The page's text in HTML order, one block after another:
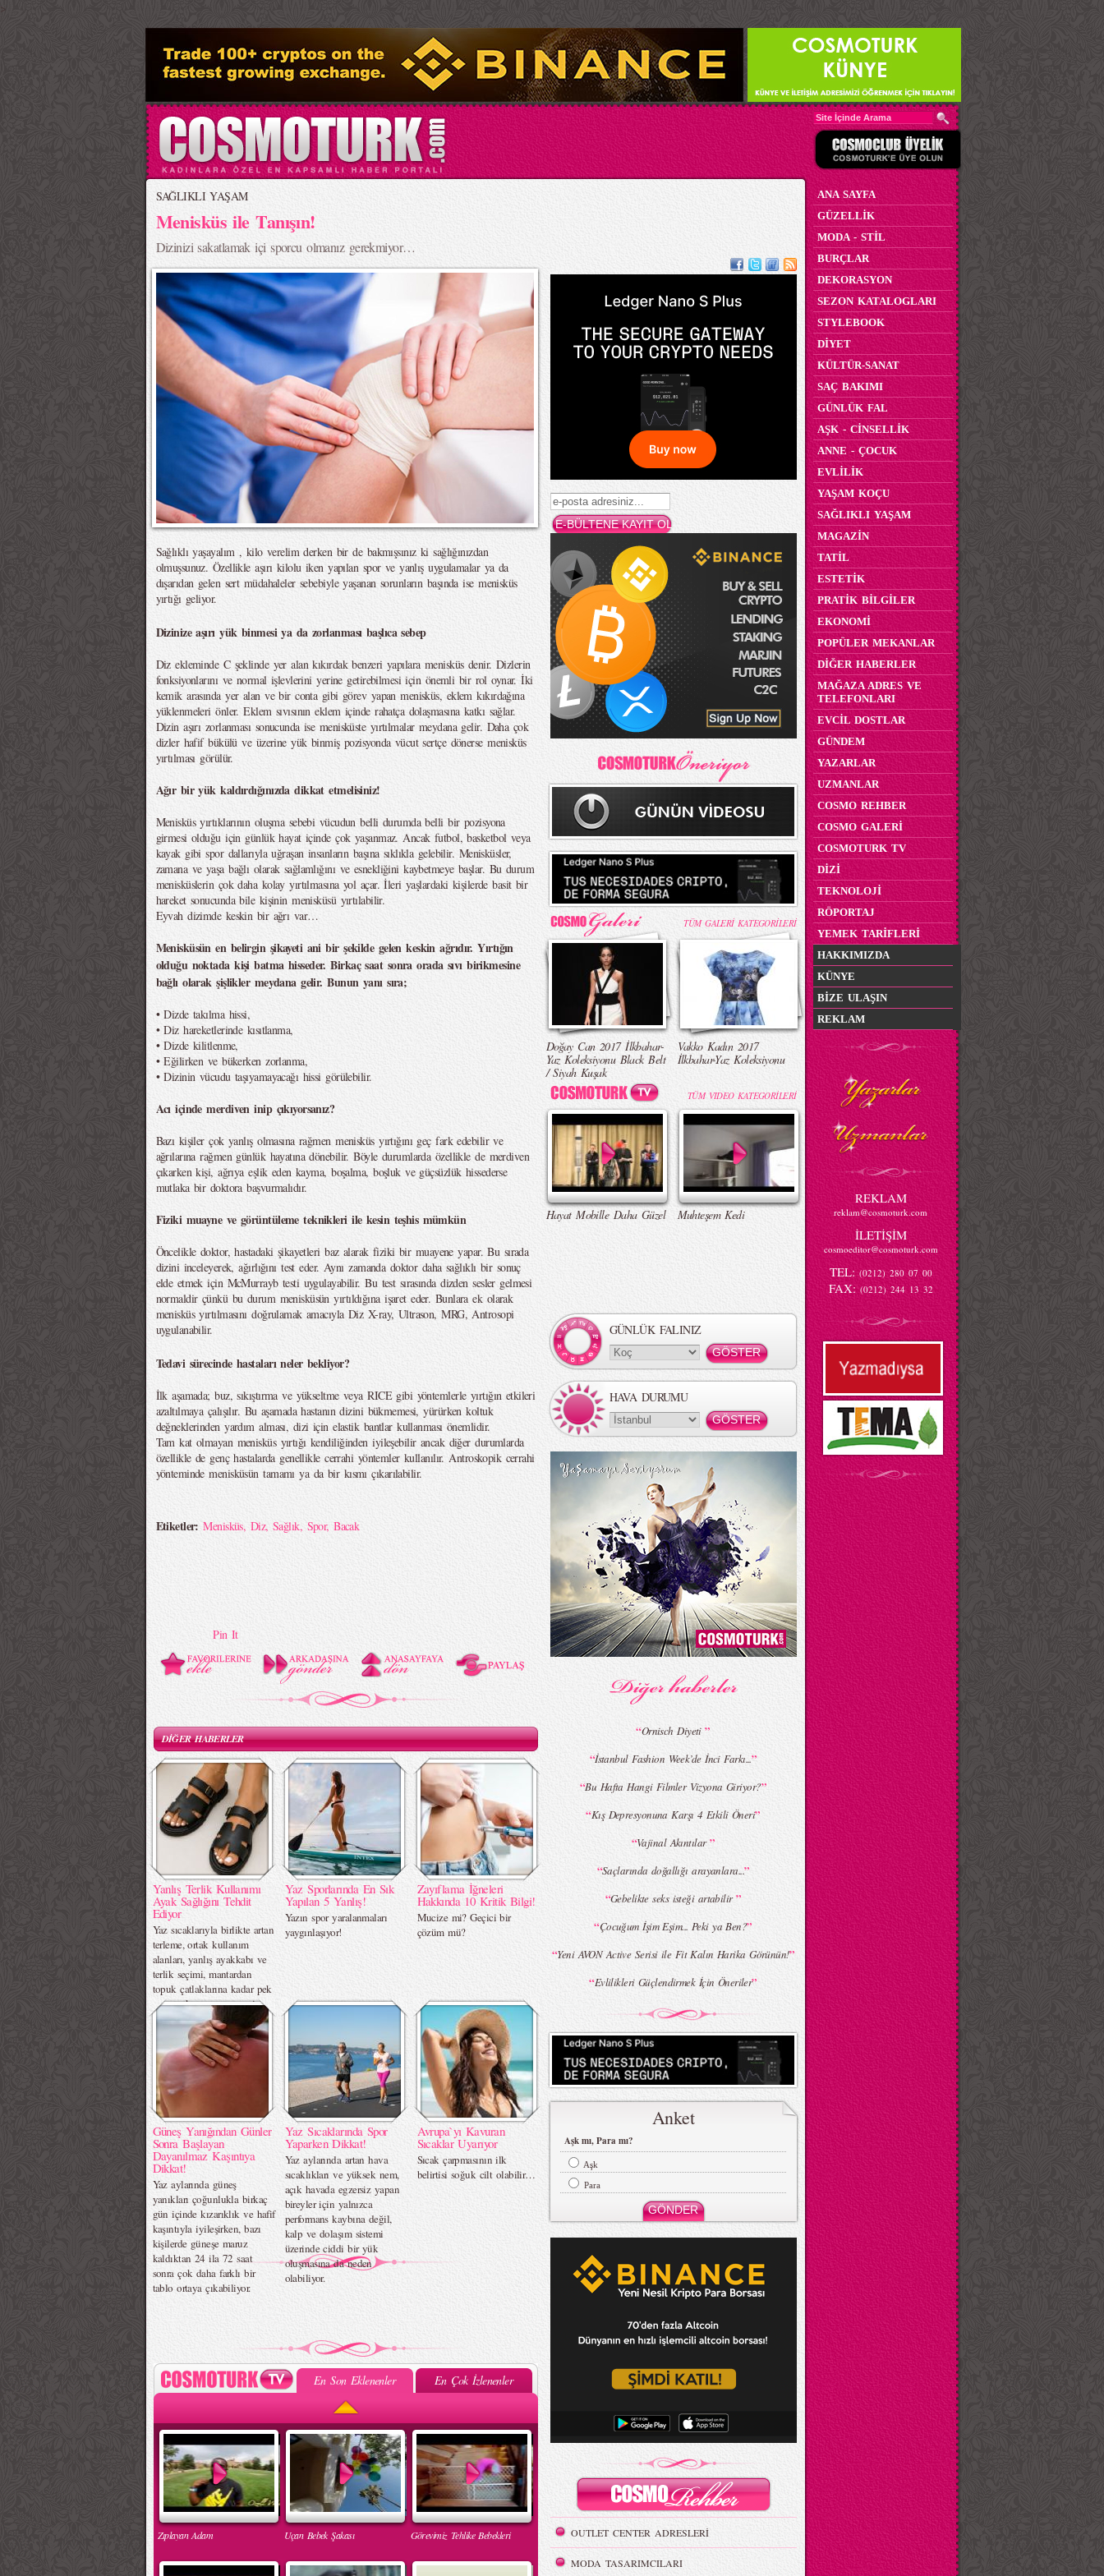
>
SAĞLIKLI YAŞAM
Menisküs ile Tanışın!
Dizinizi sakatlamak içi sporcu olmanız gerekmiyor…
Sağlıklı yaşayalım , kilo verelim derken bir de bakmışsınız ki sağlığınızdan
olmuşsunuz. Özellikle aşırı kilolu iken yapılan spor ve yanlış uygulamalar ya da
dışarıdan gelen sert müdahaleler sebebiyle yaşanan sorunların başında ise menisküs
yırtığı geliyor.
Dizinize aşırı yük binmesi ya da zorlanması başlıca sebep
Diz ekleminde C şeklinde yer alan kıkırdak benzeri yapılara menisküs denir. Dizlerin
fonksiyonlarını ve normal işlevlerini yerine getirebilmesi için önemli bir rol oynar. İki
kemik arasında yer alan ve bir conta gibi görev yapan menisküs, eklem kıkırdağına
yüklenmeleri önler. Eklem sıvısının eklem içinde rahatça dolaşmasına katkı sağlar.
Dizin aşırı zorlanması sonucunda ise menisküste yırtılmalar meydana gelir. Daha çok
dizler hafif bükülü ve üzerine yük binmiş pozisyonda vücut sertçe dönerse menisküs
yırtılması görülür.
Ağır bir yük kaldırdığınızda dikkat etmelisiniz!
Menisküs yırtıklarının oluşma sebebi vücudun belli durumda belli bir pozisyona
girmesi olduğu için günlük hayat içinde çok yaşanmaz. Ancak futbol, basketbol veya
kayak gibi spor dallarıyla uğraşan insanların başına sıklıkla gelebilir. Menisküsler,
zamana ve yaşa bağlı olarak sağlamlığını ve esnekliğini kaybetmeye başlar. Bu durum
menisküslerin çok daha kolay yırtılmasına yol açar. İleri yaşlardaki kişilerde basit bir
hareket sonucunda bile kişinin menisküsü yırtılabilir.
Eyvah dizimde keskin bir ağrı var…
Menisküsün en belirgin şikayeti ani bir şekilde gelen keskin ağrıdır. Yırtığın
olduğu noktada kişi batma hisseder. Birkaç saat sonra orada sıvı birikmesine
bağlı olarak şişlikler meydana gelir. Bunun yanı sıra;
• Dizde takılma hissi,
• Diz hareketlerinde kısıtlanma,
• Dizde kilitlenme,
• Eğilirken ve bükerken zorlanma,
• Dizinin vücudu taşıyamayacağı hissi görülebilir.
Acı içinde merdiven inip çıkıyorsanız?
Bazı kişiler çok yanlış olmasına rağmen menisküs yırtığını geç fark edebilir ve
ağrılarına rağmen günlük hayatına dönebilir. Böyle durumlarda özellikle de merdiven
çıkarken kişi, ağrıya eşlik eden kayma, boşalma, boşluk ve güçsüzlük hissederse
mutlaka bir doktora başvurmalıdır.
Fiziki muayne ve görüntüleme teknikleri ile kesin teşhis mümkün
Öncelikle doktor, hastadaki şikayetleri baz alarak fiziki bir muayene yapar. Bu sırada
dizini inceleyerek, ağırlığını test eder. Aynı zamanda doktor daha sağlıklı bir sonuç
elde etmek için McMurrayb testi uygulayabilir. Bu test sırasında dizden sesler gelmesi
normaldir çünkü bu durum menisküsün yırtıldığına işaret eder. Bunlara ek olarak
menisküs yırtılmasını doğrulamak amacıyla Diz X-ray, Ultrason, MRG, Antrosopi
uygulanabilir.
Tedavi sürecinde hastaları neler bekliyor?
İlk aşamada; buz, sıkıştırma ve yükseltme veya RICE gibi yöntemlerle yırtığın etkileri
azaltılmaya çalışılır. Bu aşamada hastanın dizini bükmemesi, yürürken koltuk
değneklerinden yardım alması, dizi için elastik bantlar kullanması önemlidir.
Tam kat olmayan menisküs yırtığı kendiliğinden iyileşebilir ancak diğer durumlarda
özellikle de genç hastalarda genellikle cerrahi yöntemler kullanılır. Antroskopik cerrahi
yönteminde menisküsün tamamı ya da bir kısmı çıkarılabilir.
Etiketler:Menisküs, Diz, Sağlık, Spor,Bacak
Pin It
DİĞER HABERLER
Yanlış Terlik Kullanımı
Ayak Sağlığını Tehdit
Ediyor
Yaz sıcaklarıyla birlikte artan
terleme, ortak kullanım
alanları, yanlış ayakkabı ve
terlik seçimi, mantardan
topuk çatlaklarına kadar pek
çok ayak sorununa zemin
hazırlıyor.
Yaz Sporlarında En Sık
Yapılan 5 Yanlış!
Yazın spor yaralanmaları
yaygınlaşıyor!
Zayıflama İğneleri
Hakkında 10 Kritik Bilgi!
Mucize mi? Geçici bir
çözüm mü?
Güneş Yanığından Günler
Sonra Başlayan
Dayanılmaz Kaşıntıya
Dikkat!
Yaz aylarında güneş
yanıkları çoğunlukla birkaç
gün içinde kızarıklık ve hafif
kaşıntıyla iyileşirken, bazı
kişilerde güneşe maruz
kaldıktan 24 ila 72 saat
sonra çok daha farklı bir
tablo ortaya çıkabiliyor.
Yaz Sıcaklarında Spor
Yaparken Dikkat!
Yaz aylarında artan hava
sıcaklıkları ve yüksek nem,
açık havada egzersiz yapan
bireyler için yalnızca
performans kaybına değil,
kalp ve dolaşım sistemi
üzerinde ciddi bir yük
oluşmasına da neden
olabiliyor.
Avrupa`yı Kavuran
Sıcaklar Uyarıyor
Sıcak çarpmasının ilk
belirtisi soğuk cilt olabilir…
En Son Eklenenler En Çok İzlenenler
Zıplayan Adam Uçan Bebek Şakası Görevimiz Tehlike Bebekleri
TÜM GALERİ KATEGORİLERİ
Doğay Can 2017 İlkbahar-
Yaz Koleksiyonu Black Belt
/ Siyah Kuşak
Vakko Kadın 2017
İlkbahar-Yaz Koleksiyonu
TÜM VIDEO KATEGORİLERİ
Hayat Mobille Daha Güzel Muhteşem Kedi
GÜNLÜK FALINIZ
HAVA DURUMU
“Ornisch Diyeti”
“İstanbul Fashion Week’de İnci Farkı...”
“Bu Hafta Hangi Filmler Vizyona Giriyor?”
“Kış Depresyonuna Karşı 4 Etkili Öneri”
“Vajinal Akıntılar”
“Saçlarında doğallığı arayanlara...”
“Gebelikte seks isteği artabilir”
“Çocuğum İşim Eşim... Peki ya Ben?”
“Yeni AVON Active Serisi ile Fit Kalın Harika Görünün!”
“Evlilikleri Güçlendirmek İçin Öneriler”
Anket
Aşk mı, Para mı?
Aşk
Para
OUTLET CENTER ADRESLERİ
MODA TASARIMCILARI
ANA SAYFA
GÜZELLİK
MODA - STİL
BURÇLAR
DEKORASYON
SEZON KATALOGLARI
STYLEBOOK
DİYET
KÜLTÜR-SANAT
SAÇ BAKIMI
GÜNLÜK FAL
AŞK - CİNSELLİK
ANNE - ÇOCUK
EVLİLİK
YAŞAM KOÇU
SAĞLIKLI YAŞAM
MAGAZİN
TATİL
ESTETİK
PRATİK BİLGİLER
EKONOMİ
POPÜLER MEKANLAR
DİĞER HABERLER
MAĞAZA ADRES VE
TELEFONLARI
EVCİL DOSTLAR
GÜNDEM
YAZARLAR
UZMANLAR
COSMO REHBER
COSMO GALERİ
COSMOTURK TV
DİZİ
TEKNOLOJİ
RÖPORTAJ
YEMEK TARİFLERİ
HAKKIMIZDA
KÜNYE
BİZE ULAŞIN
REKLAM
REKLAM
reklam@cosmoturk.com
İLETİŞİM
cosmoeditor@cosmoturk.com
TEL: (0212) 280 07 00
FAX: (0212) 244 13 32